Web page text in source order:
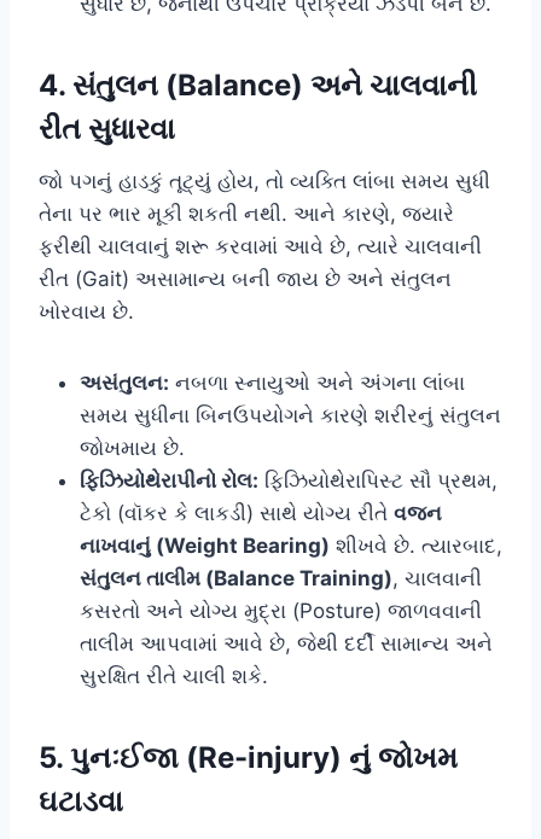
4. સંતુલન (Balance) અને ચાલવાની
રીત સુધારવા
જો પગનું હાડકું તૂટ્યું હોય, તો વ્યક્તિ લાંબા સમય સુધી
તેના પર ભાર મૂકી શકતી નથી. આને કારણે, જ્યારે
ફરીથી ચાલવાનું શરૂ કરવામાં આવે છે, ત્યારે ચાલવાની
રીત (Gait) અસામાન્ય બની જાય છે અને સંતુલન
ખોરવાય છે.
અસંતુલન: નબળા સ્નાયુઓ અને અંગના લાંબા
સમય સુધીના બિનઉપયોગને કારણે શરીરનું સંતુલન
જોખમાય છે.
ફિઝિયોથેરાપીનો રોલ: ફિઝિયોથેરાપિસ્ટ સૌ પ્રથમ,
ટેકો (વૉકર કે લાકડી) સાથે યોગ્ય રીતે વજન
નાખવાનું (Weight Bearing) શીખવે છે. ત્યારબાદ,
સંતુલન તાલીમ (Balance Training), ચાલવાની
કસરતો અને યોગ્ય મુદ્રા (Posture) જાળવવાની
તાલીમ આપવામાં આવે છે, જેથી દર્દી સામાન્ય અને
સુરક્ષિત રીતે ચાલી શકે.
5. પુનઃઈજા (Re-injury) નું જોખમ
ઘટાડવા